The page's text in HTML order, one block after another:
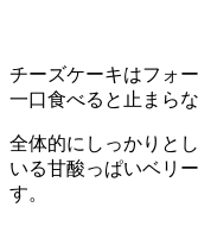
チーズケーキはフォ
一口食べると止まら
全体的にしっかりと
いる甘酸っぱいベリ
す。